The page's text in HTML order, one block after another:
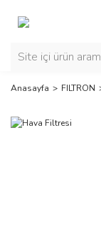
Anasayfa FILTRON